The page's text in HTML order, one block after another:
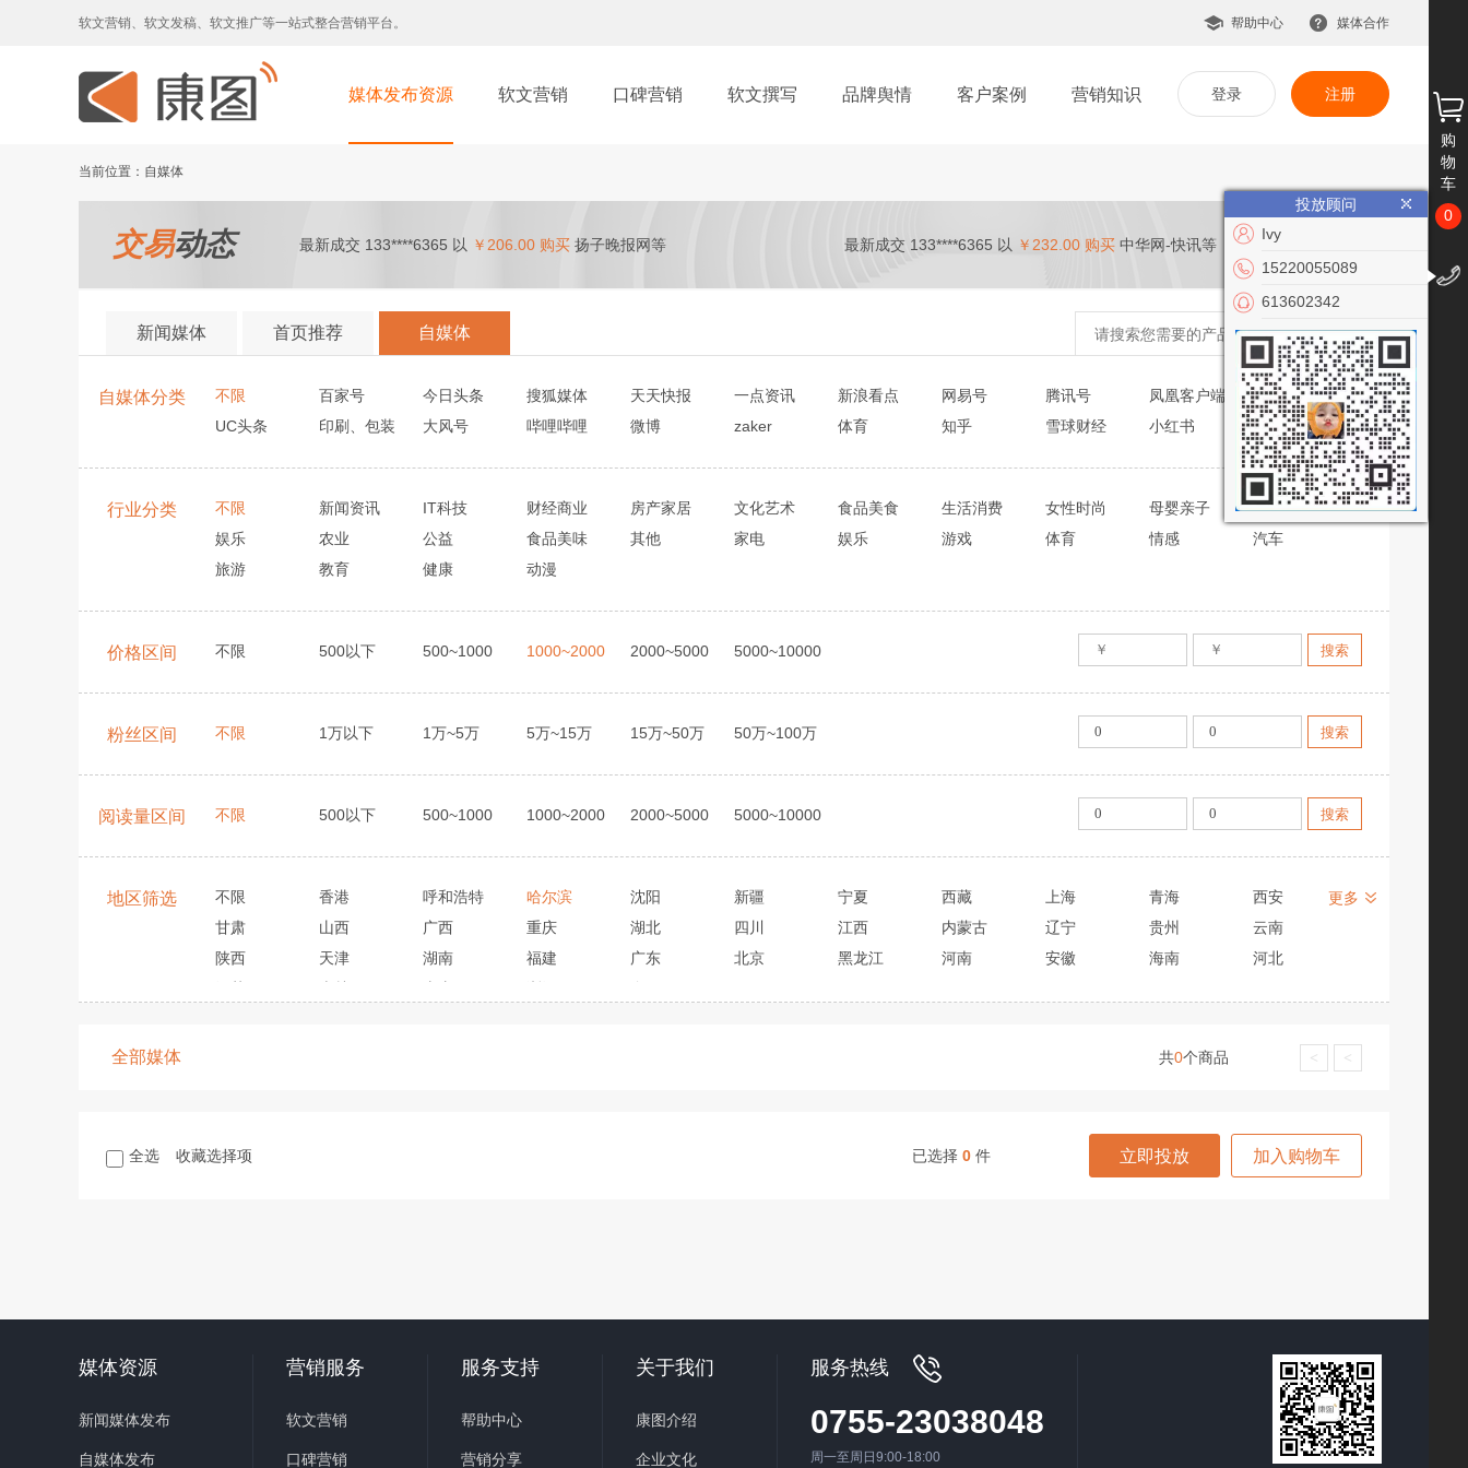
软文营销、软文发稿、软文推广等一站式整合营销平台。 帮助中心 媒体合作
登录 注册
媒体发布资源 软文营销 口碑营销 软文撰写 品牌舆情 客户案例 营销知识
当前位置：自媒体
交易动态 最新成交 133****6365 以 ￥206.00 购买 扬子晚报网等 最新成交 133****6365 以 ￥232.00 购买 中华网-快讯等
新闻媒体 首页推荐 自媒体
自媒体分类 不限 百家号 今日头条 搜狐媒体 天天快报 一点资讯 新浪看点 网易号 腾讯号 凤凰客户端
趣头条
UC头条
印刷、包装 大风号 哔哩哔哩 微博 zaker 体育 知乎 雪球财经 小红书
行业分类 不限 新闻资讯 IT科技 财经商业 房产家居 文化艺术 食品美食 生活消费 女性时尚 母婴亲子
区块链
娱乐
农业 公益 食品美味 其他 家电 娱乐 游戏 体育 情感
汽车
旅游
教育 健康 动漫
价格区间 不限 500以下 500~1000 1000~2000 2000~5000 5000~10000
粉丝区间 不限 1万以下 1万~5万 5万~15万 15万~50万 50万~100万
阅读量区间 不限 500以下 500~1000 1000~2000 2000~5000 5000~10000
地区筛选 不限 香港 呼和浩特 哈尔滨 沈阳 新疆 宁夏 西藏 上海 青海
西安
甘肃
山西 广西 重庆 湖北 四川 江西 内蒙古 辽宁 贵州
云南
陕西
天津 湖南 福建 广东 北京 黑龙江 河南 安徽 海南
河北
更多
全部媒体 < <
共0个商品
全选 收藏选择项 已选择 0 件 立即投放 加入购物车
媒体资源
新闻媒体发布
自媒体发布
营销服务
软文营销
口碑营销
服务支持
帮助中心
营销分享
关于我们
康图介绍
企业文化
服务热线
0755-23038048
周一至周日9:00-18:00
购
物
车
0
投放顾问
Ivy
15220055089
613602342